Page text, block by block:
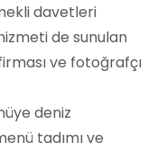
davetleri
de sunulan
ve fotoğrafçı
deniz
tadımı ve